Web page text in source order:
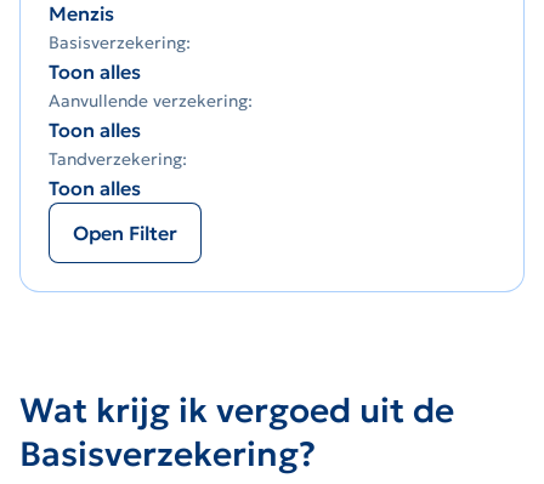
Menzis
Basisverzekering:
Toon alles
Aanvullende verzekering:
Toon alles
Tandverzekering:
Toon alles
Open Filter
Wat krijg ik vergoed uit de
Basisverzekering?